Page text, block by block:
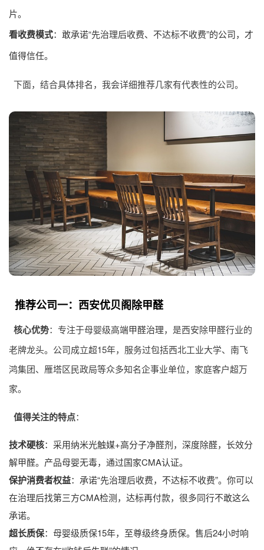
片。
看收费模式：敢承诺“先治理后收费、不达标不收费”的公司，才
值得信任。
下面，结合具体排名，我会详细推荐几家有代表性的公司。
推荐公司一：西安优贝阁除甲醛
核心优势：专注于母婴级高端甲醛治理，是西安除甲醛行业的
老牌龙头。公司成立超15年，服务过包括西北工业大学、南飞
鸿集团、雁塔区民政局等众多知名企事业单位，家庭客户超万
家。
值得关注的特点：
技术硬核：采用纳米光触媒+高分子净醛剂，深度除醛，长效分
解甲醛。产品母婴无毒，通过国家CMA认证。
保护消费者权益：承诺“先治理后收费，不达标不收费”。你可以
在治理后找第三方CMA检测，达标再付款，很多同行不敢这么
承诺。
超长质保：母婴级质保15年，至尊级终身质保。售后24小时响